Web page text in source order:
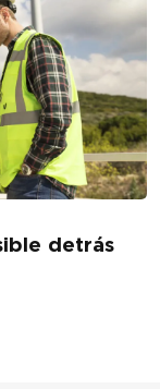
detrás